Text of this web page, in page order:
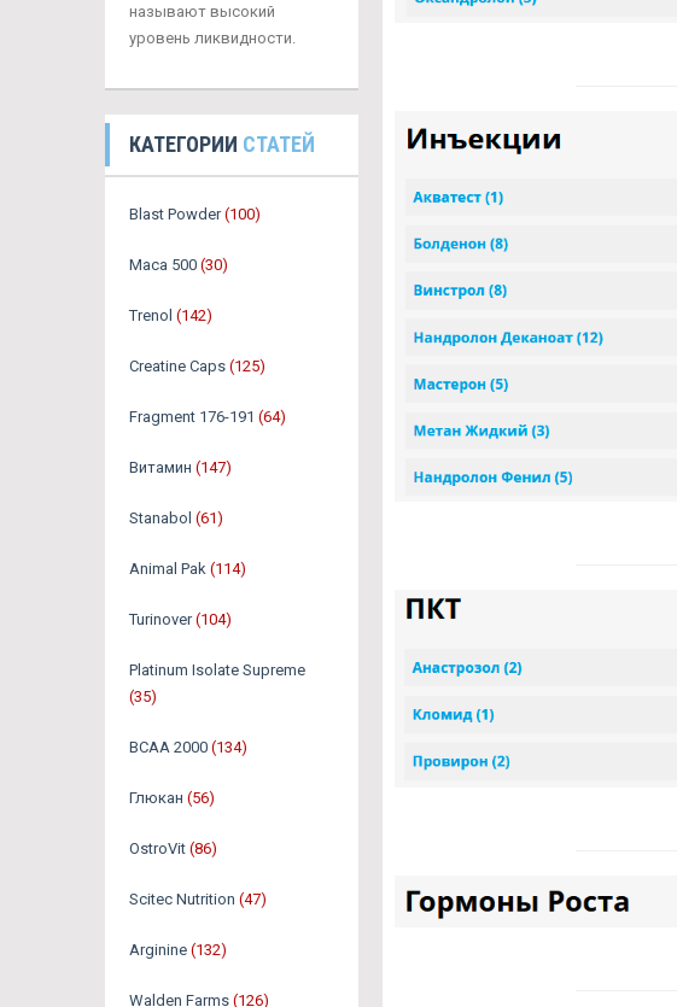
называют высокий
уровень ликвидности.
КАТЕГОРИИ СТАТЕЙ
Blast Powder (100)
Maca 500 (30)
Trenol (142)
Creatine Caps (125)
Fragment 176-191 (64)
Витамин (147)
Stanabol (61)
Animal Pak (114)
Turinover (104)
Platinum Isolate Supreme
(35)
BCAA 2000 (134)
Глюкан (56)
OstroVit (86)
Scitec Nutrition (47)
Arginine (132)
Walden Farms (126)